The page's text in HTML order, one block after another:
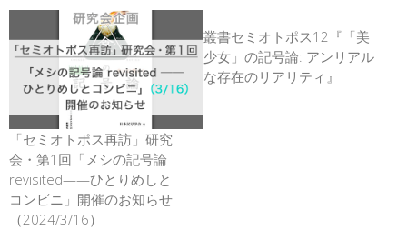
「セミオトポス再訪」研究
会・第1回「メシの記号論
revisited——ひとりめしと
コンビニ」開催のお知らせ
（2024/3/16）
叢書セミオトポス12『「美
少女」の記号論: アンリアル
な存在のリアリティ』